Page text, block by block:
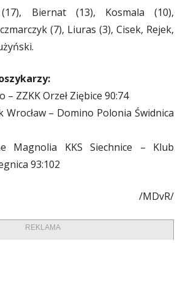
Biernat (13), Kosmala (10),
(7), Liuras (3), Cisek, Rejek,
– ZZKK Orzeł Ziębice 90:74
Wrocław – Domino Polonia Świdnica
Magnolia KKS Siechnice – Klub
93:102
/MDvR/
REKLAMA